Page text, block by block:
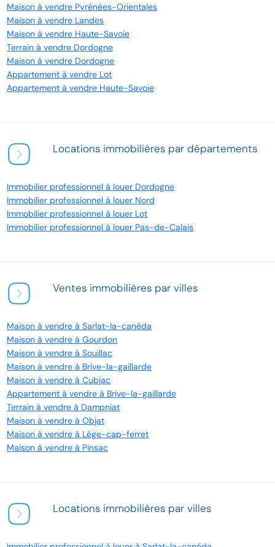
Maison à vendre Pyrénées-Orientales
Maison à vendre Landes
Maison à vendre Haute-Savoie
Terrain à vendre Dordogne
Maison à vendre Dordogne
Appartement à vendre Lot
Appartement à vendre Haute-Savoie
Locations immobilières par départements
Immobilier professionnel à louer Dordogne
Immobilier professionnel à louer Nord
Immobilier professionnel à louer Lot
Immobilier professionnel à louer Pas-de-Calais
Ventes immobilières par villes
Maison à vendre à Sarlat-la-canéda
Maison à vendre à Gourdon
Maison à vendre à Souillac
Maison à vendre à Brive-la-gaillarde
Maison à vendre à Cubjac
Appartement à vendre à Brive-la-gaillarde
Terrain à vendre à Dampniat
Maison à vendre à Objat
Maison à vendre à Lège-cap-ferret
Maison à vendre à Pinsac
Locations immobilières par villes